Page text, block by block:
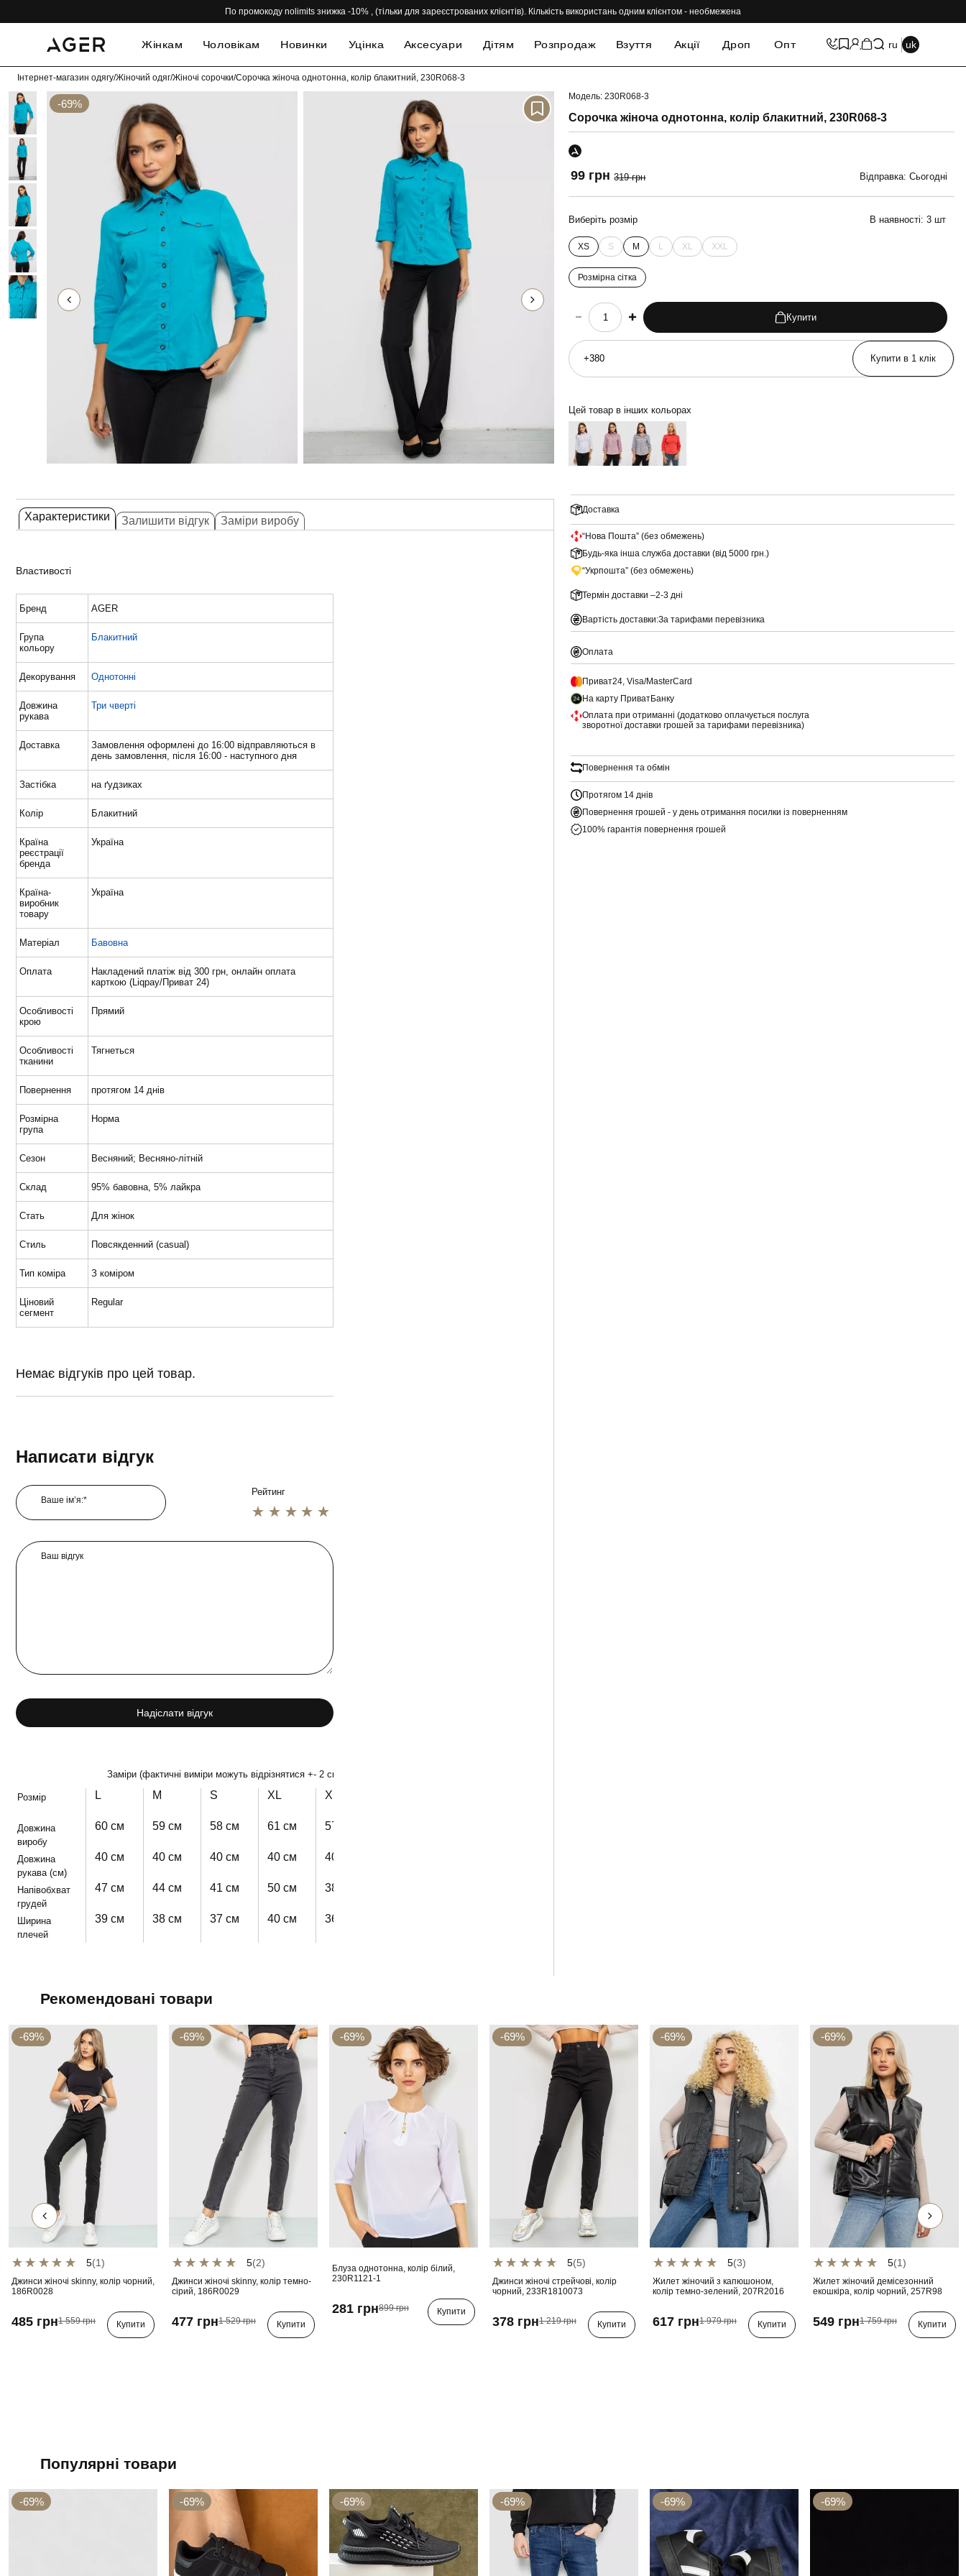
По промокоду nolimits знижка -10% , (тільки для зареєстрованих клієнтів). Кількість використань одним клієнтом - необмежена
Жінкам Чоловікам Новинки Уцінка Аксесуари Дітям Розпродаж Взуття Акції Дроп Опт ru uk
Інтернет-магазин одягу/Жіночий одяг/Жіночі сорочки/Сорочка жіноча однотонна, колір блакитний, 230R068-3
-69% -69%
Характеристики Залишити відгук Заміри виробу
Властивості
Бренд AGER
Група
кольору
Блакитний
Декорування Однотонні
Довжина
рукава
Три чверті
Доставка
Замовлення оформлені до 16:00 відправляються в
день замовлення, після 16:00 - наступного дня
Застібка на ґудзиках
Колір Блакитний
Країна
реєстрації
бренда
Україна
Країна-
виробник
товару
Україна
Матеріал Бавовна
Оплата
Накладений платіж від 300 грн, онлайн оплата
карткою (Liqpay/Приват 24)
Особливості
крою
Прямий
Особливості
тканини
Тягнеться
Повернення протягом 14 днів
Розмірна
група
Норма
Сезон Весняний; Весняно-літній
Склад 95% бавовна, 5% лайкра
Стать Для жінок
Стиль Повсякденний (casual)
Тип коміра З коміром
Ціновий
сегмент
Regular
Немає відгуків про цей товар.
Написати відгук
Ваше ім’я:*
Рейтинг
1 star
2 star
3 star
4 star
5 star
Ваш відгук
Надіслати відгук
Заміри (фактичні виміри можуть відрізнятися +- 2 см)
Розмір L M S XL XS
Довжина
виробу
60 см 59 см 58 см 61 см 57 см
Довжина
рукава (см)
40 см 40 см 40 см 40 см 40 см
Напівобхват
грудей
47 см 44 см 41 см 50 см 38 см
Ширина
плечей
39 см 38 см 37 см 40 см 36 см
Модель: 230R068-3
Сорочка жіноча однотонна, колір блакитний, 230R068-3
99 грн 319 грн Відправка: Сьогодні
Виберіть розмір В наявності: 3 шт
XS S M L XL XXL
Розмірна сітка
choose quantity Купити
Купити в 1 клік
Цей товар в інших кольорах
Доставка
“Нова Пошта” (без обмежень)
Будь-яка інша служба доставки (від 5000 грн.)
“Укрпошта” (без обмежень)
Термін доставки –2-3 дні
Вартість доставки:За тарифами перевізника
Оплата
Приват24, Visa/MasterCard
На карту ПриватБанку
Оплата при отриманні (додатково оплачується послуга
зворотної доставки грошей за тарифами перевізника)
Повернення та обмін
Протягом 14 днів
Повернення грошей - у день отримання посилки із поверненням
100% гарантія повернення грошей
Рекомендовані товари
-69%
5(1)
Джинси жіночі skinny, колір чорний,
186R0028
485 грн1 559 грн Купити
-69%
5(2)
Джинси жіночі skinny, колір темно-
сірий, 186R0029
477 грн1 529 грн Купити
-69%
Блуза однотонна, колір білий,
230R1121-1
281 грн899 грн Купити
-69%
5(5)
Джинси жіночі стрейчові, колір
чорний, 233R1810073
378 грн1 219 грн Купити
-69%
5(3)
Жилет жіночий з капюшоном,
колір темно-зелений, 207R2016
617 грн1 979 грн Купити
-69%
5(1)
Жилет жіночий демісезонний
екошкіра, колір чорний, 257R98
549 грн1 759 грн Купити
Популярні товари
-69% -69% -69% -69% -69% -69%